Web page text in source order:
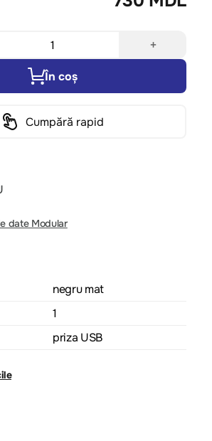
+
În coș
Cumpără rapid
date Modular
negru mat
1
priza USB